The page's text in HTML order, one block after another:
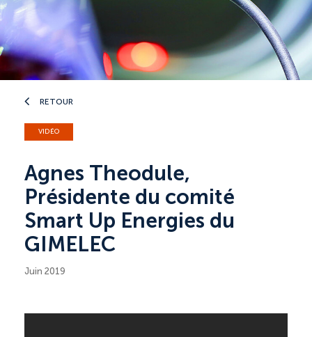
RETOUR
VIDÉO
Agnes Theodule,
Présidente du comité
Smart Up Energies du
GIMELEC
Juin 2019